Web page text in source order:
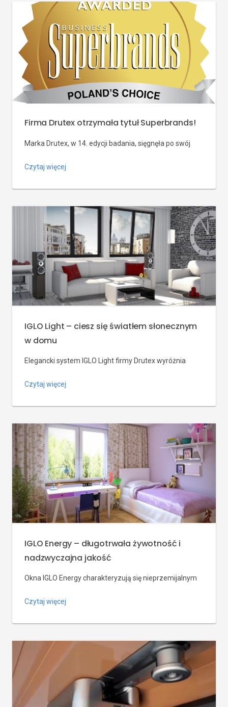
koordynatorzy całej akcji. Inicjatywę wsparli
przedsiębiorcy, celebryci i znane osobistości, jak Marek
Kondrat – aktor, scenarzysta, przedsiębiorca i reżyser
Firma Drutex otrzymała tytuł Superbrands!
Marka Drutex, w 14. edycji badania, sięgnęła po swój
efektem wieloletniej pracy i oddania swoim klientom.
były oceniane przez ekspertów z najważniejszej
organizacji biznesowej w Polsce – Konfederacji
Lewiatan. Ocenili oni takie parametry, jak: […]
Czytaj więcej
IGLO Light – ciesz się światłem słonecznym
w domu
Elegancki system IGLO Light firmy Drutex wyróżnia
zestawieniu z tradycyjnymi oknami, przez nasze
budownictwie oraz w miejscach, gdzie zależy nam na
dużej ilości światła. Aktualnie produkowane okna mają
zdecydowanie lepsze parametry od tych
produkowanych dawniej. […]
Czytaj więcej
IGLO Energy – długotrwała żywotność i
nadzwyczajna jakość
Okna IGLO Energy charakteryzują się nieprzemijalnym
jakością. Ponadto współczynnik przenikania ciepła jest
że okna IGLO Energy wyróżnia trwałość. Zastosowano
w nich również bardzo dobre parametry izolacji
akustycznej oraz izolacji termicznej. Co jeszcze […]
Czytaj więcej